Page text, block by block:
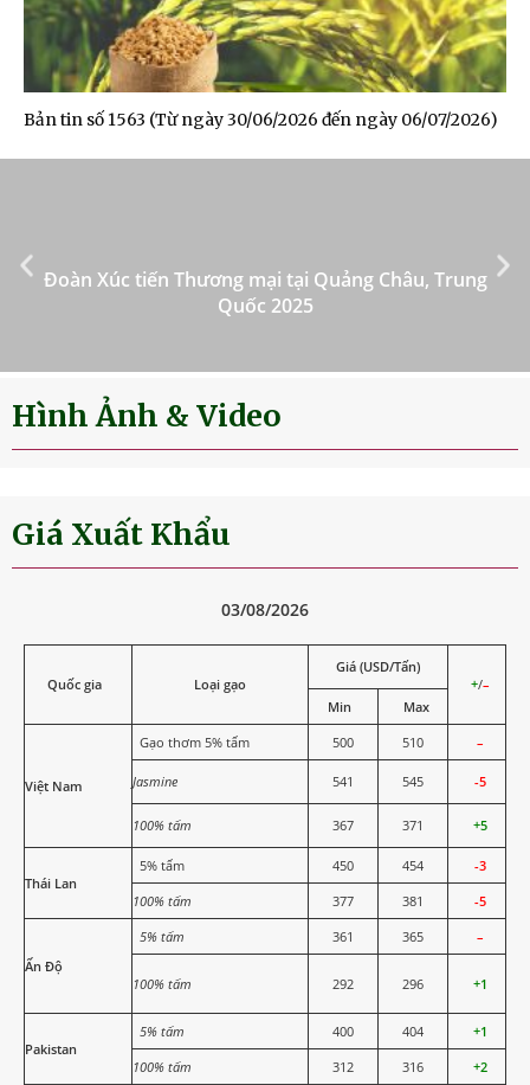
Bản tin số 1563 (Từ ngày 30/06/2026 đến ngày 06/07/2026)
Đoàn Xúc tiến Thương mại tại Quảng Châu, Trung
Quốc 2025
Hình Ảnh & Video
Giá Xuất Khẩu
03/08/2026
Quốc gia Loại gạo
Giá (USD/Tấn)
+/–
Min
Max
Việt Nam
Gạo thơm 5% tấm 500 510 –
Jasmine 541 545 -5
100% tấm 367 371 +5
Thái Lan
5% tấm 450 454
-3
100% tấm
377 381 -5
Ấn Độ
5% tấm 361 365 –
100% tấm 292 296 +1
Pakistan
5% tấm 400 404
+1
100% tấm
312 316
+2